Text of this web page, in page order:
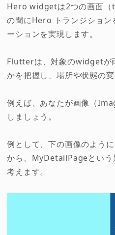
Hero widgetは2つの画面
の間にHero トランジション
ーションを実現します。
Flutterは、対象のwidgetが
かを把握し、場所や状態の
例えば、あなたが画像（
しましょう。
例として、下の画像のよう
から、MyDetailPageという
考えます。